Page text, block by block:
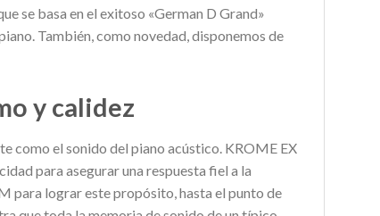
se basa en el exitoso «German D Grand»
También, como novedad, disponemos de
y calidez
como el sonido del piano acústico. KROME EX
para asegurar una respuesta fiel a la
para lograr este propósito, hasta el punto de